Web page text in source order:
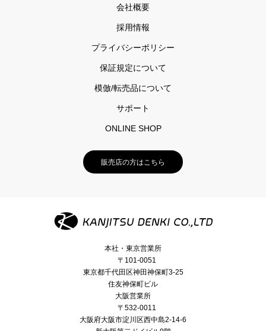
会社概要
採用情報
プライバシーポリシー
保証規定について
模倣/転売品について
サポート
ONLINE SHOP
販売店の方はこちら
本社・東京営業所
〒101-0051
東京都千代田区神田神保町3-25
住友神保町ビル
大阪営業所
〒532-0011
大阪府大阪市淀川区西中島2-14-6